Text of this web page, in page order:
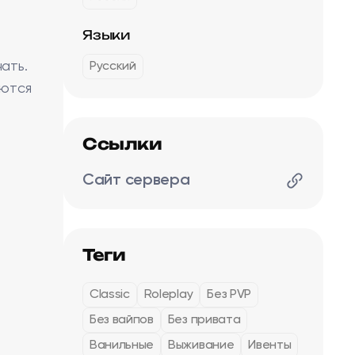
Языки
Русский
Ссылки
Сайт сервера
Теги
Classic Roleplay
Без PVP
Без вайпов
Без привата
Ванильные
Выживание
Ивенты